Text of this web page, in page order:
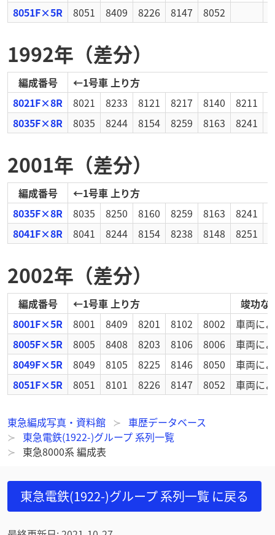
8051F×5R
8051 8409 8226 8147 8052
1992年（差分）
編成番号 ←1号車 上り方
8021F×8R
8021 8233 8121 8217 8140 8211
8035F×8R
8035 8244 8154 8259 8163 8241
2001年（差分）
編成番号 ←1号車 上り方
8035F×8R
8035 8250 8160 8259 8163 8241
8041F×8R
8041 8244 8154 8238 8148 8251
2002年（差分）
編成番号 ←1号車 上り方
竣功な
8001F×5R
8001 8409 8201 8102 8002
車両に
8005F×5R
8005 8408 8203 8106 8006
車両に
8049F×5R
8049 8105 8225 8146 8050
車両に
8051F×5R
8051 8101 8226 8147 8052 車両に
東急編成写真・資料館
車歴データベース
東急電鉄(1922-)グループ 系列一覧
東急8000系 編成表
東急電鉄(1922-)グループ 系列一覧 に戻る